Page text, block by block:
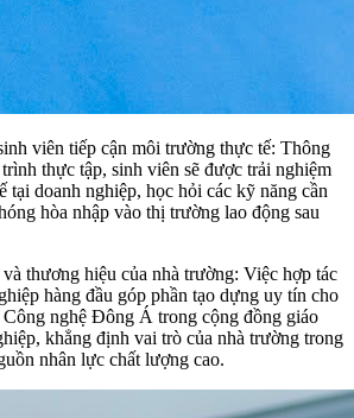
viên tiếp cận môi trường thực tế: Thông
thực tập, sinh viên sẽ được trải nghiệm
tại doanh nghiệp, học hỏi các kỹ năng cần
hòa nhập vào thị trường lao động sau
thương hiệu của nhà trường: Việc hợp tác
hàng đầu góp phần tạo dựng uy tín cho
nghệ Đông Á trong cộng đồng giáo
khẳng định vai trò của nhà trường trong
nhân lực chất lượng cao.